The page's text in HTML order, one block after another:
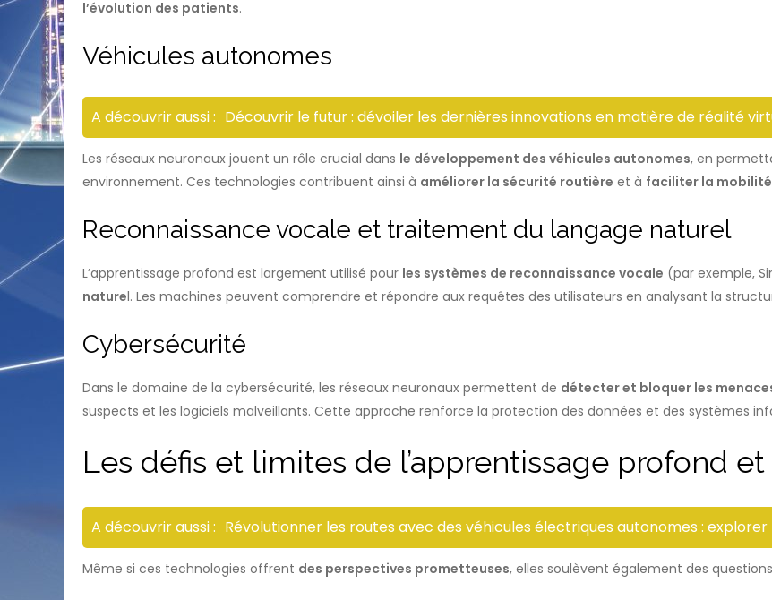
l’évolution des patients.
Véhicules autonomes
A découvrir aussi : Découvrir le futur : dévoiler les dernières innovations en matière de réalité
Les réseaux neuronaux jouent un rôle crucial dans le développement des véhicules autonomes, en
environnement. Ces technologies contribuent ainsi à améliorer la sécurité routière et à faciliter la
Reconnaissance vocale et traitement du langage naturel
L’apprentissage profond est largement utilisé pour les systèmes de reconnaissance vocale (par exemple,
naturel. Les machines peuvent comprendre et répondre aux requêtes des utilisateurs en analysant la
Cybersécurité
Dans le domaine de la cybersécurité, les réseaux neuronaux permettent de détecter et bloquer les
suspects et les logiciels malveillants. Cette approche renforce la protection des données et des systèmes
Les défis et limites de l’apprentissage profond
A découvrir aussi : Révolutionner les routes avec des véhicules électriques autonomes :
Même si ces technologies offrent des perspectives prometteuses, elles soulèvent également des